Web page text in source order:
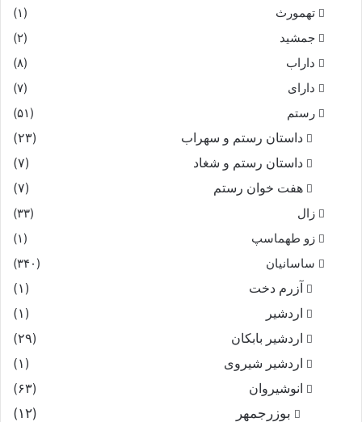
تهمورث
(۱)
جمشید
(۲)
داراب
(۸)
دارای
(۷)
رستم
(۵۱)
داستان رستم و سهراب
(۲۳)
داستان رستم و شغاد
(۷)
هفت خوان رستم‏
(۷)
زال
(۳۳)
زو طهماسپ‏
(۱)
ساسانیان
(۳۴۰)
آزرم دخت
(۱)
اردشیر
(۱)
اردشیر بابکان
(۲۹)
اردشیر شیروی
(۱)
انوشیروان
(۶۳)
بوزرجمهر
(۱۲)